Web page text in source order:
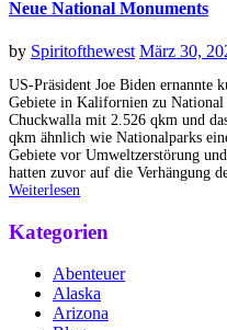
Neue National Monuments
by Spiritofthewest März 30,
US-Präsident Joe Biden ernannte
Gebiete in Kalifornien zu
Chuckwalla mit 2.526 qkm und
qkm ähnlich wie Nationalparks
Gebiete vor Umweltzerstörung
hatten zuvor auf die Verhängung
Weiterlesen
Kategorien
Abenteuer
Alaska
Arizona